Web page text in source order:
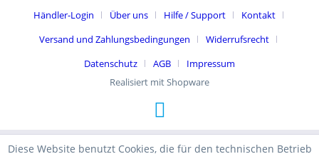
Händler-Login Über uns Hilfe / Support
Kontakt
Versand und Zahlungsbedingungen
Widerrufsrecht
Datenschutz
AGB
Impressum
Realisiert mit Shopware
Diese Website benutzt Cookies, die für den technischen Betrieb